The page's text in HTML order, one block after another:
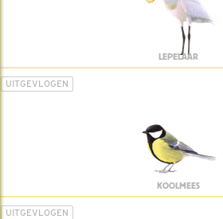
LEPELAAR
UITGEVLOGEN
KOOLMEES
UITGEVLOGEN